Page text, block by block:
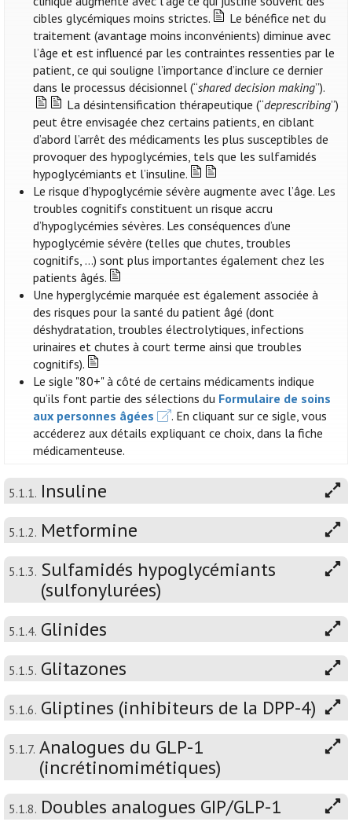
cibles glycémiques moins strictes.
Le bénéfice net du
traitement (avantage moins inconvénients) diminue avec
l’âge et est influencé par les contraintes ressenties par le
patient, ce qui souligne l’importance d’inclure ce dernier
dans le processus décisionnel (“shared decision making”).
La désintensification thérapeutique (“deprescribing”)
peut être envisagée chez certains patients, en ciblant
d’abord l’arrêt des médicaments les plus susceptibles de
provoquer des hypoglycémies, tels que les sulfamidés
hypoglycémiants et l’insuline.
Le risque d’hypoglycémie sévère augmente avec l’âge. Les
troubles cognitifs constituent un risque accru
d’hypoglycémies sévères. Les conséquences d’une
hypoglycémie sévère (telles que chutes, troubles
cognitifs, …) sont plus importantes également chez les
patients âgés.
Une hyperglycémie marquée est également associée à
des risques pour la santé du patient âgé (dont
déshydratation, troubles électrolytiques, infections
urinaires et chutes à court terme ainsi que troubles
cognitifs).
Le sigle "80+" à côté de certains médicaments indique
qu’ils font partie des sélections du Formulaire de soins
aux personnes âgées
. En cliquant sur ce sigle, vous
accéderez aux détails expliquant ce choix, dans la fiche
médicamenteuse.
5.1.1. Insuline
5.1.2. Metformine
5.1.3. Sulfamidés hypoglycémiants
(sulfonylurées)
5.1.4. Glinides
5.1.5. Glitazones
5.1.6. Gliptines (inhibiteurs de la DPP-4)
5.1.7. Analogues du GLP-1
(incrétinomimétiques)
5.1.8. Doubles analogues GIP/GLP-1